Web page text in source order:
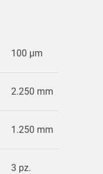
100 µm
2.250 mm
1.250 mm
3 pz.